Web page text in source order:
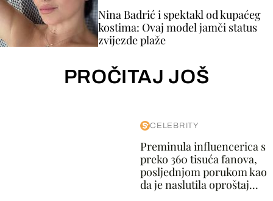
Nina Badrić i spektakl od kupaćeg
kostima: Ovaj model jamči status
zvijezde plaže
PROČITAJ JOŠ
CELEBRITY
Preminula influencerica s
preko 360 tisuća fanova,
posljednjom porukom kao
da je naslutila oproštaj...